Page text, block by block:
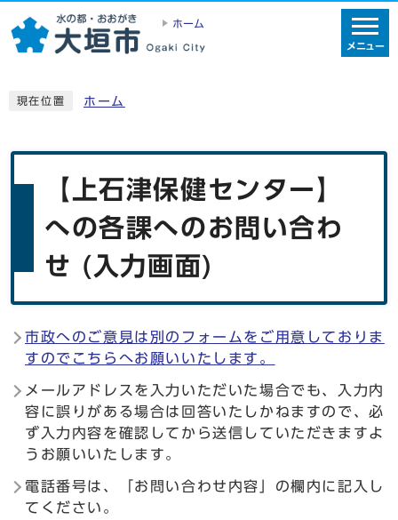
ホーム
メニュー
現在位置 ホーム
【上石津保健センター】
への各課へのお問い合わ
せ (入力画面)
市政へのご意見は別のフォームをご用意しておりま
すのでこちらへお願いいたします。
メールアドレスを入力いただいた場合でも、入力内
容に誤りがある場合は回答いたしかねますので、必
ず入力内容を確認してから送信していただきますよ
うお願いいたします。
電話番号は、「お問い合わせ内容」の欄内に記入し
てください。